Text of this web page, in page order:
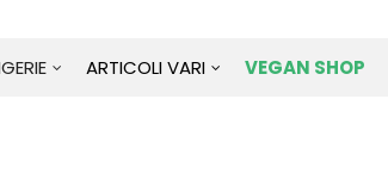
ARTICOLI VARI VEGAN SHOP